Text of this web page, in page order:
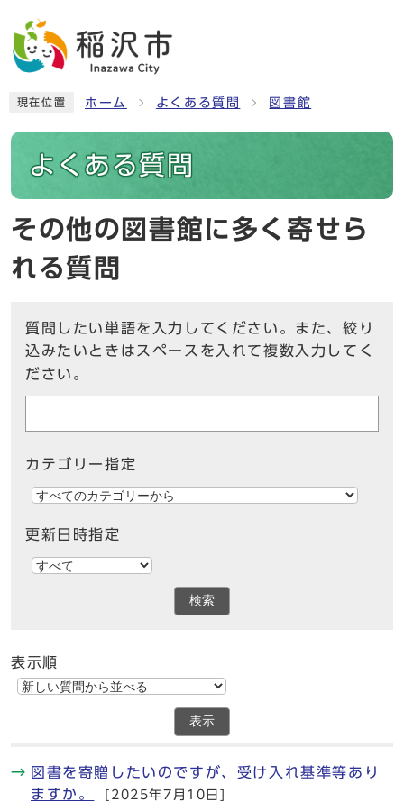
現在位置 ホーム よくある質問 図書館
よくある質問
その他の図書館に多く寄せら
れる質問
質問したい単語を入力してください。また、絞り
込みたいときはスペースを入れて複数入力してく
ださい。
カテゴリー指定
更新日時指定
検索
表示順
表示
図書を寄贈したいのですが、受け入れ基準等あり
ますか。
[2025年7月10日]